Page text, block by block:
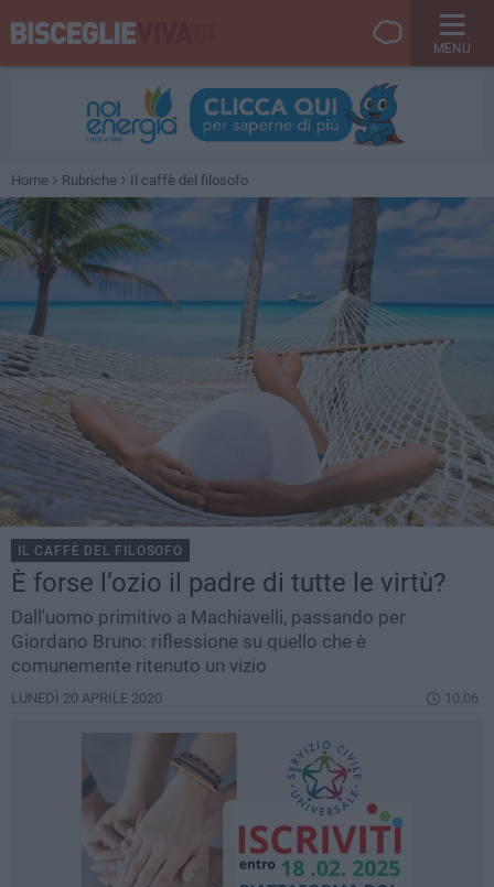
MENU
Home Rubriche Il caffè del filosofo
IL CAFFÈ DEL FILOSOFO
È forse l’ozio il padre di tutte le virtù?
Dall'uomo primitivo a Machiavelli, passando per
Giordano Bruno: riflessione su quello che è
comunemente ritenuto un vizio
LUNEDÌ 20 APRILE 2020 10.06